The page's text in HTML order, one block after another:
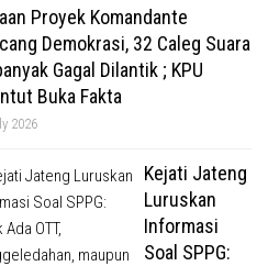
Proyek Komandante
Demokrasi, 32 Caleg Suara
Gagal Dilantik ; KPU
Buka Fakta
2026
Kejati Jateng
Luruskan
Informasi
Soal SPPG: